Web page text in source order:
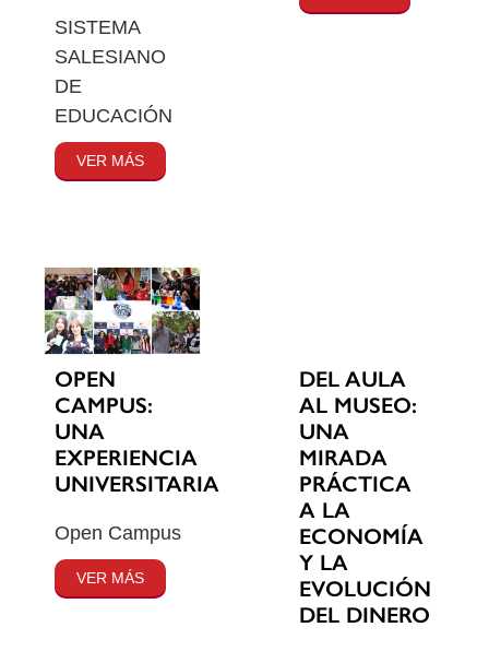
SISTEMA
SALESIANO
DE
EDUCACIÓN
VER MÁS
OPEN
CAMPUS:
UNA
EXPERIENCIA
UNIVERSITARIA
Open Campus
VER MÁS
DEL AULA
AL MUSEO:
UNA
MIRADA
PRÁCTICA
A LA
ECONOMÍA
Y LA
EVOLUCIÓN
DEL DINERO